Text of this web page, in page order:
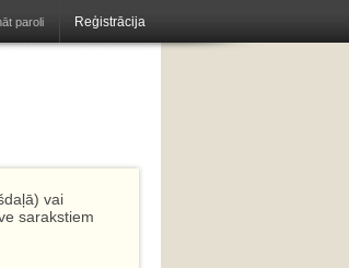
paroli Reģistrācija
vai
sarakstiem